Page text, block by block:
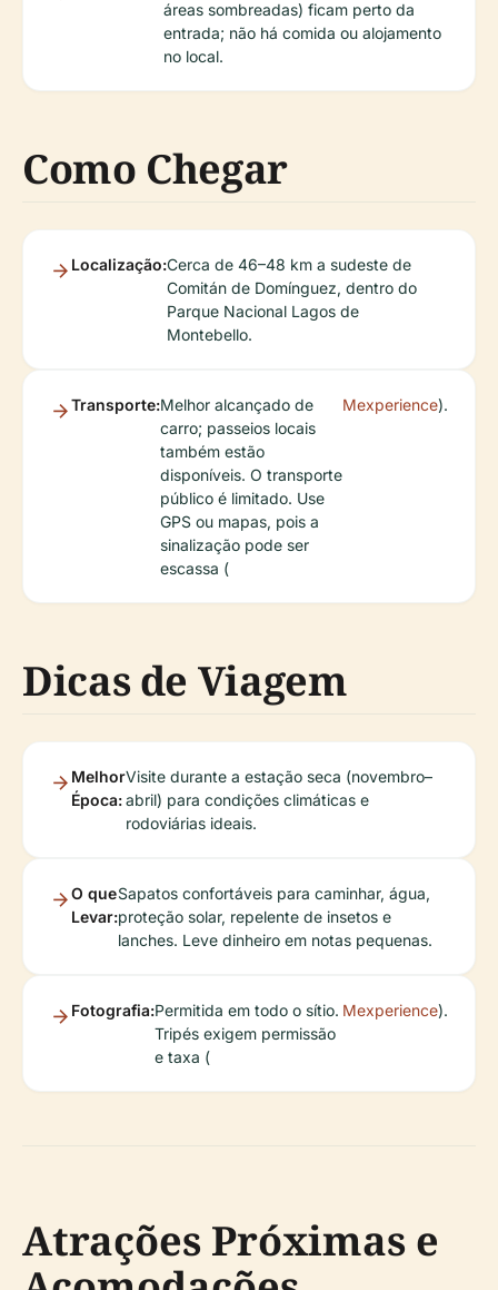
áreas sombreadas) ficam perto da
entrada; não há comida ou alojamento
no local.
Como Chegar
Localização:Cerca de 46–48 km a sudeste de
Comitán de Domínguez, dentro do
Parque Nacional Lagos de
Montebello.
Transporte:Melhor alcançado de
carro; passeios locais
também estão
disponíveis. O transporte
público é limitado. Use
GPS ou mapas, pois a
sinalização pode ser
escassa (
Mexperience).
Dicas de Viagem
Melhor
Época:
Visite durante a estação seca (novembro–
abril) para condições climáticas e
rodoviárias ideais.
O que
Levar:
Sapatos confortáveis para caminhar, água,
proteção solar, repelente de insetos e
lanches. Leve dinheiro em notas pequenas.
Fotografia:Permitida em todo o sítio.
Tripés exigem permissão
e taxa (
Mexperience).
Atrações Próximas e